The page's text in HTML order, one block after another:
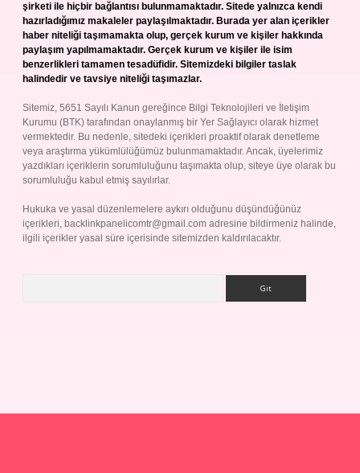
şirketi ile hiçbir bağlantısı bulunmamaktadır. Sitede yalnızca kendi
hazırladığımız makaleler paylaşılmaktadır. Burada yer alan içerikler
haber niteliği taşımamakta olup, gerçek kurum ve kişiler hakkında
paylaşım yapılmamaktadır. Gerçek kurum ve kişiler ile isim
benzerlikleri tamamen tesadüfidir. Sitemizdeki bilgiler taslak
halindedir ve tavsiye niteliği taşımazlar.
Sitemiz, 5651 Sayılı Kanun gereğince Bilgi Teknolojileri ve İletişim
Kurumu (BTK) tarafından onaylanmış bir Yer Sağlayıcı olarak hizmet
vermektedir. Bu nedenle, sitedeki içerikleri proaktif olarak denetleme
veya araştırma yükümlülüğümüz bulunmamaktadır. Ancak, üyelerimiz
yazdıkları içeriklerin sorumluluğunu taşımakta olup, siteye üye olarak bu
sorumluluğu kabul etmiş sayılırlar.
Hukuka ve yasal düzenlemelere aykırı olduğunu düşündüğünüz
içerikleri, backlinkpanelicomtr@gmail.com adresine bildirmeniz halinde,
ilgili içerikler yasal süre içerisinde sitemizden kaldırılacaktır.